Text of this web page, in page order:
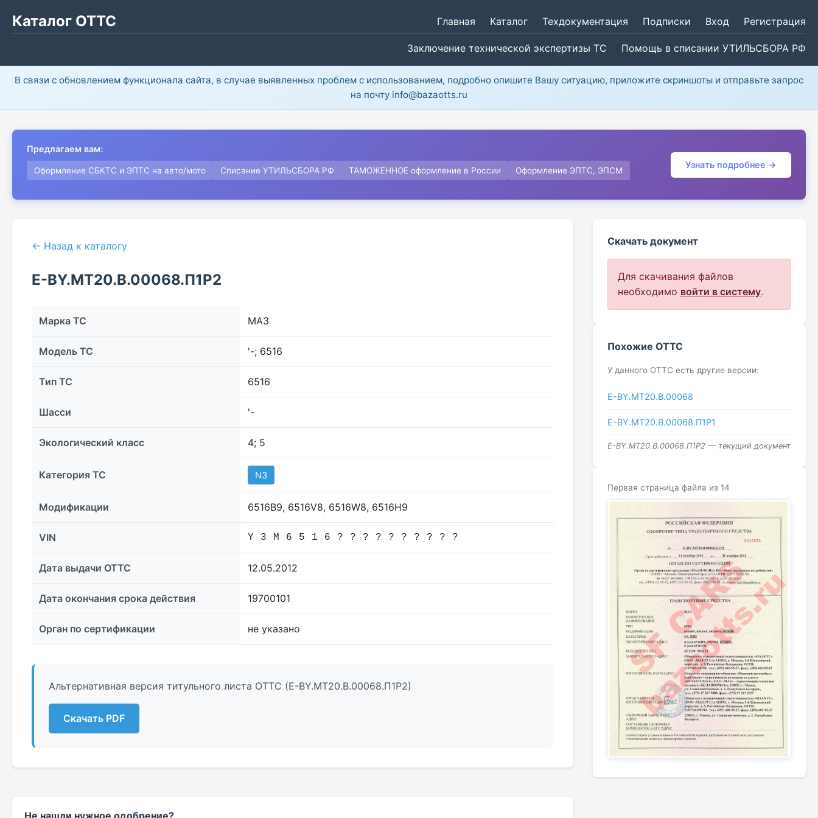
Каталог ОТТС Главная Каталог Техдокументация Подписки Вход Регистрация
Заключение технической экспертизы ТС Помощь в списании УТИЛЬСБОРА РФ
В связи с обновлением функционала сайта, в случае выявленных проблем с использованием, подробно опишите Вашу ситуацию, приложите скриншоты и отправьте запрос
на почту info@bazaotts.ru
Предлагаем вам:
Оформление СБКТС и ЭПТС на авто/мото Списание УТИЛЬСБОРА РФ ТАМОЖЕННОЕ оформление в России Оформление ЭПТС, ЭПСМ
Узнать подробнее →
← Назад к каталогу
Е-BY.MT20.B.00068.П1Р2
Марка ТС МАЗ
Модель ТС '-; 6516
Тип ТС 6516
Шасси '-
Экологический класс 4; 5
Категория ТС N3
Модификации 6516В9, 6516V8, 6516W8, 6516Н9
VIN Y 3 M 6 5 1 6 ? ? ? ? ? ? ? ? ? ?
Дата выдачи ОТТС 12.05.2012
Дата окончания срока действия 19700101
Орган по сертификации не указано
Альтернативная версия титульного листа ОТТС (Е-BY.MT20.B.00068.П1Р2)
Скачать PDF
Скачать документ
Для скачивания файлов
необходимо войти в систему.
Похожие ОТТС
У данного ОТТС есть другие версии:
Е-BY.MT20.B.00068
Е-BY.MT20.B.00068.П1Р1
Е-BY.MT20.B.00068.П1Р2 — текущий документ
Первая страница файла из 14